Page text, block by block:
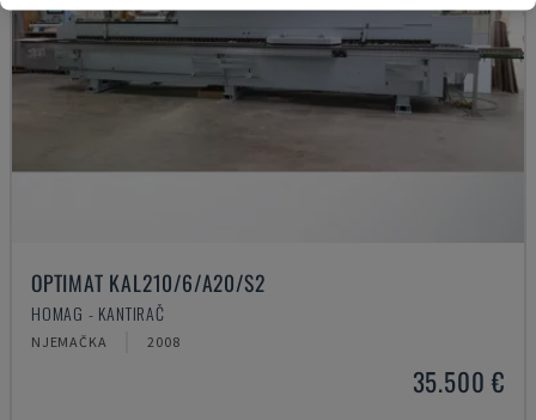
OPTIMAT KAL210/6/A20/S2
HOMAG - KANTIRAČ
NJEMAČKA 2008
35.500 €